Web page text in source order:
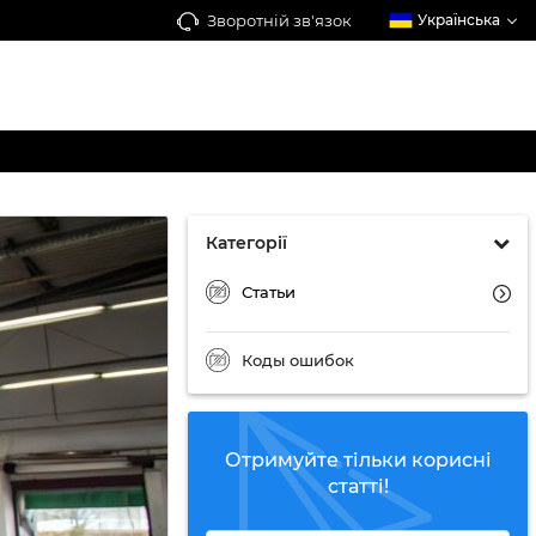
Зворотній зв'язок Українська
Категорії
Статьи
Коды ошибок
Отримуйте тільки корисні
статті!